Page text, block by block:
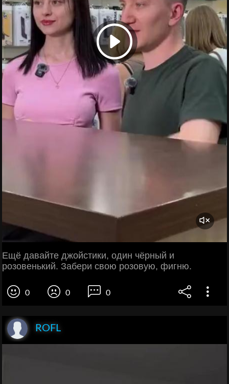
Ещё давайте джойстики, один чёрный и
розовенький. Забери свою розовую, фигню.
0 0 0
ROFL